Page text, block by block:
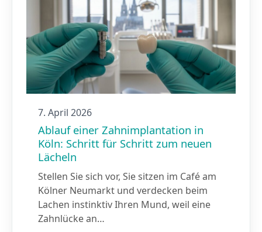
7. April 2026
Ablauf einer Zahnimplantation in
Köln: Schritt für Schritt zum neuen
Lächeln
Stellen Sie sich vor, Sie sitzen im Café am
Kölner Neumarkt und verdecken beim
Lachen instinktiv Ihren Mund, weil eine
Zahnlücke an…